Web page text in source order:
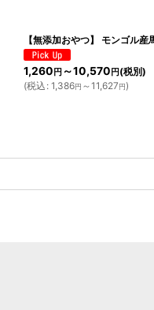
【無添加おやつ】 モンゴル
1,260 円～10,570 円(税別)
(税込 : 1,386円 ～11,627円)